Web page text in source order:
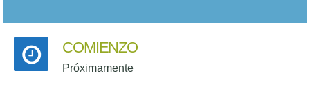
COMIENZO
Próximamente